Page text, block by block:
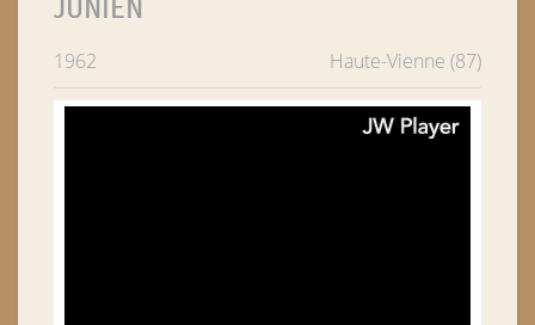
JUNIEN
1962 Haute-Vienne (87)